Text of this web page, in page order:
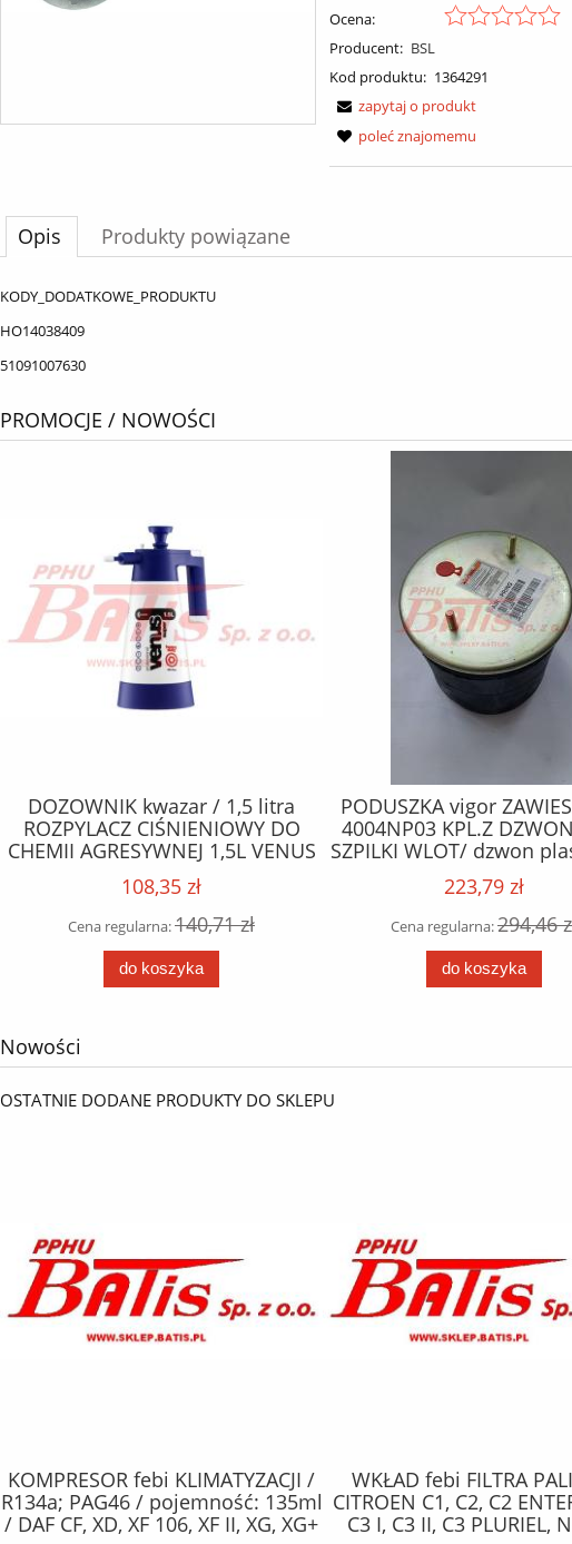
Ocena:
Producent: BSL
Kod produktu: 1364291
zapytaj o produkt
poleć znajomemu
Opis Produkty powiązane
KODY_DODATKOWE_PRODUKTU
HO14038409
51091007630
PROMOCJE / NOWOŚCI
DOZOWNIK kwazar / 1,5 litra
ROZPYLACZ CIŚNIENIOWY DO
CHEMII AGRESYWNEJ 1,5L VENUS
ALKA LINE / granatowy / do
substancji zasadowych /
108,35 zł
Cena regularna:140,71 zł
do koszyka
PODUSZKA vigor
4004NP03 KPL.Z
SZPILKI WLOT/ dzwon
4 otwory / SAF /
223,79 zł
Cena regularna:294,46
do koszyka
Nowości
OSTATNIE DODANE PRODUKTY DO SKLEPU
KOMPRESOR febi KLIMATYZACJI /
R134a; PAG46 / pojemność: 135ml
/ DAF CF, XD, XF 106, XF II, XG, XG+
WKŁAD febi FILTRA
CITROEN C1, C2, C2
C3 I, C3 II, C3 PLURIEL,